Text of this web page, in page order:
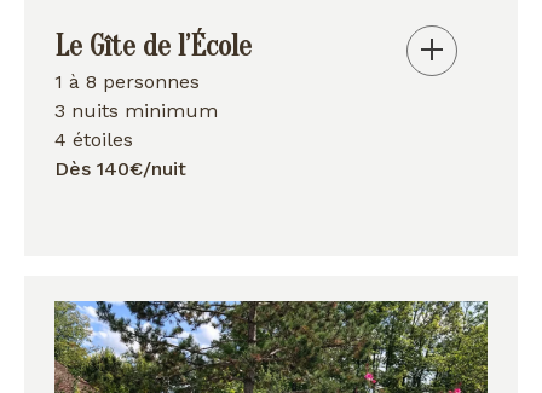
Le Gîte de l’École
1 à 8 personnes
3 nuits minimum
4 étoiles
Dès 140€/nuit